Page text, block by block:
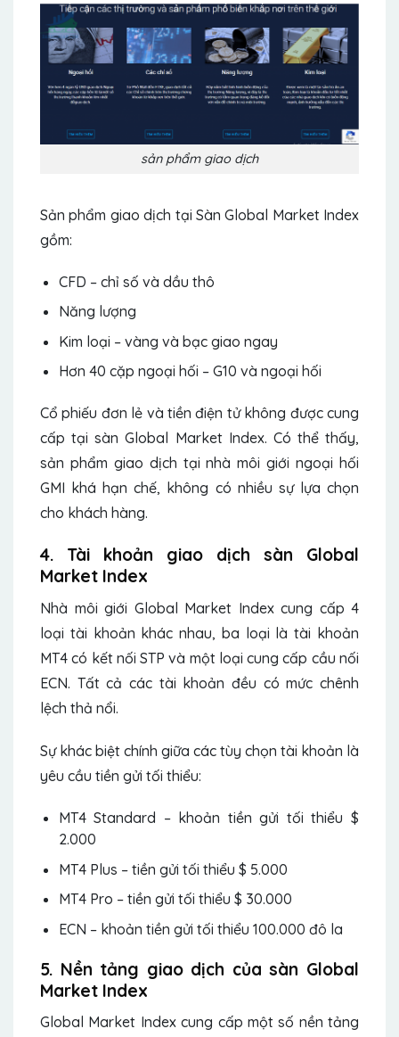
sản phẩm giao dịch
Sản phẩm giao dịch tại Sàn Global Market Index
gồm:
CFD – chỉ số và dầu thô
Năng lượng
Kim loại – vàng và bạc giao ngay
Hơn 40 cặp ngoại hối – G10 và ngoại hối
Cổ phiếu đơn lẻ và tiền điện tử không được cung
cấp tại sàn Global Market Index. Có thể thấy,
sản phẩm giao dịch tại nhà môi giới ngoại hối
GMI khá hạn chế, không có nhiều sự lựa chọn
cho khách hàng.
4. Tài khoản giao dịch sàn Global
Market Index
Nhà môi giới Global Market Index cung cấp 4
loại tài khoản khác nhau, ba loại là tài khoản
MT4 có kết nối STP và một loại cung cấp cầu nối
ECN. Tất cả các tài khoản đều có mức chênh
lệch thả nổi.
Sự khác biệt chính giữa các tùy chọn tài khoản là
yêu cầu tiền gửi tối thiểu:
MT4 Standard – khoản tiền gửi tối thiểu $
2.000
MT4 Plus – tiền gửi tối thiểu $ 5.000
MT4 Pro – tiền gửi tối thiểu $ 30.000
ECN – khoản tiền gửi tối thiểu 100.000 đô la
5. Nền tảng giao dịch của sàn Global
Market Index
Global Market Index cung cấp một số nền tảng